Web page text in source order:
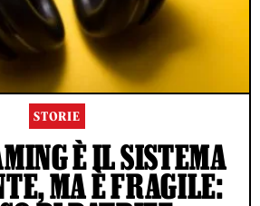
STORIE
È IL SISTEMA
MA È FRAGILE: